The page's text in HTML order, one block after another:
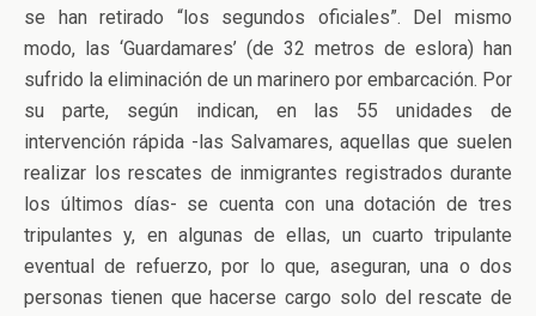
se han retirado “los segundos oficiales”. Del mismo
modo, las ‘Guardamares’ (de 32 metros de eslora) han
sufrido la eliminación de un marinero por embarcación. Por
su parte, según indican, en las 55 unidades de
intervención rápida -las Salvamares, aquellas que suelen
realizar los rescates de inmigrantes registrados durante
los últimos días- se cuenta con una dotación de tres
tripulantes y, en algunas de ellas, un cuarto tripulante
eventual de refuerzo, por lo que, aseguran, una o dos
personas tienen que hacerse cargo solo del rescate de